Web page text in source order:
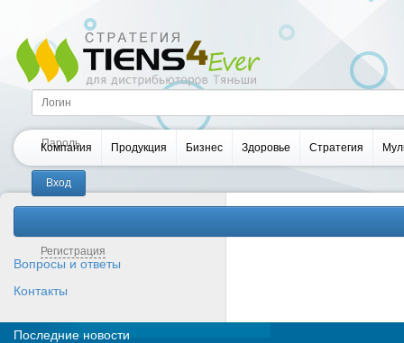
Регистрация
Компания Продукция Бизнес Здоровье Стратегия
Вопросы и ответы
Контакты
Последние новости